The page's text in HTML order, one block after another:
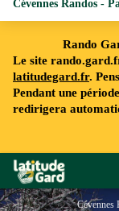
Rando
Le site
latitudegard.fr.
Pendant une
redirigera
Rando Gard
Cévennes Randos -
Cévennes